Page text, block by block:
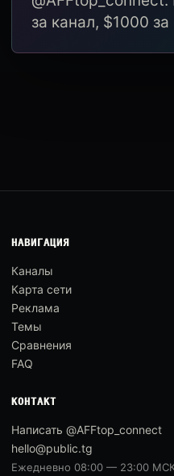
за канал, $1000
НАВИГАЦИЯ
Каналы
Карта сети
Реклама
Темы
Сравнения
FAQ
КОНТАКТ
Написать @AFFtop_connect
hello@public.tg
Ежедневно 08:00 — 23:00